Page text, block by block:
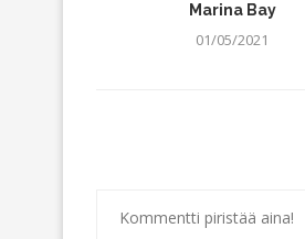
Marina Bay
01/05/2021